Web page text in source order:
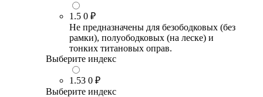
1.5 0 ₽
Не предназначены для безободковых (без
рамки), полуободковых (на леске) и
тонких титановых оправ.
Выберите индекс
1.53 0 ₽
Выберите индекс